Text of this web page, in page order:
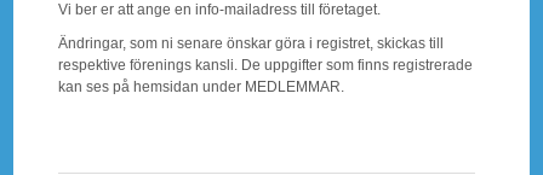
Vi ber er att ange en info-mailadress till företaget.
Ändringar, som ni senare önskar göra i registret, skickas till
respektive förenings kansli. De uppgifter som finns registrerade
kan ses på hemsidan under MEDLEMMAR.